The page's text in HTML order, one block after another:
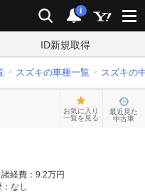
検索 通知
i
ID新規取得
スズキの車種一覧 スズキの
お気に入り
一覧を見る
最近見た
中古車
諸経費： 9.2万円
なし